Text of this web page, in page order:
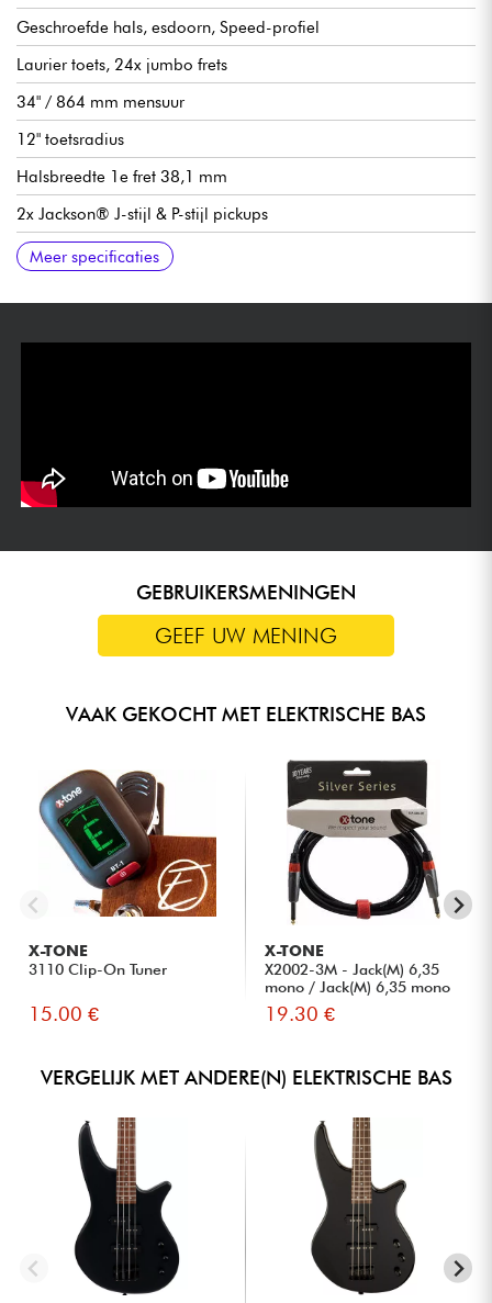
Geschroefde hals, esdoorn, Speed-profiel
Laurier toets, 24x jumbo frets
34" / 864 mm mensuur
12" toetsradius
Halsbreedte 1e fret 38,1 mm
2x Jackson® J-stijl & P-stijl pickups
Volume (Push/Pull voor actief/passief)
Pickup balans
Bass Boost (alleen actieve modus)
Jackson® Hardtail brug
Jackson® Verzegelde Die-Cast stemmechanieken
Optionele Jackson® Hardshell Gigbag (p/n 2994722100)
Meer specificaties
GEBRUIKERSMENINGEN
GEEF UW MENING
VAAK GEKOCHT MET ELEKTRISCHE BAS
X-TONE
3110 Clip-On Tuner
15.00 €
X-TONE
X2002-3M - Jack(M) 6,35
mono / Jack(M) 6,35 mono
S...
19.30 €
VERGELIJK MET ANDERE(N) ELEKTRISCHE BAS